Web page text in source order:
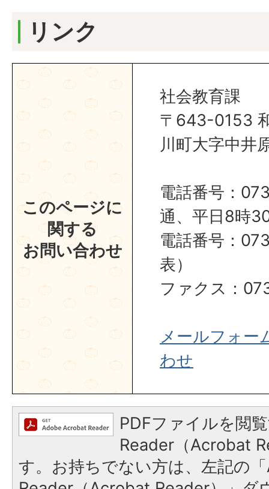
リンク
このページに
関する
お問い合わせ
社会教育課
〒643-0153
川町大字中井
電話番号：
通、平日8時
電話番号：
表）
ファクス：
メールフォー
わせ
PDFファイルを閲
Reader（Acrobat
す。お持ちでない方は、左記の